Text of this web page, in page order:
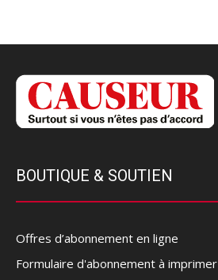
BOUTIQUE & SOUTIEN
Offres d’abonnement en ligne
Formulaire d'abonnement à imprimer